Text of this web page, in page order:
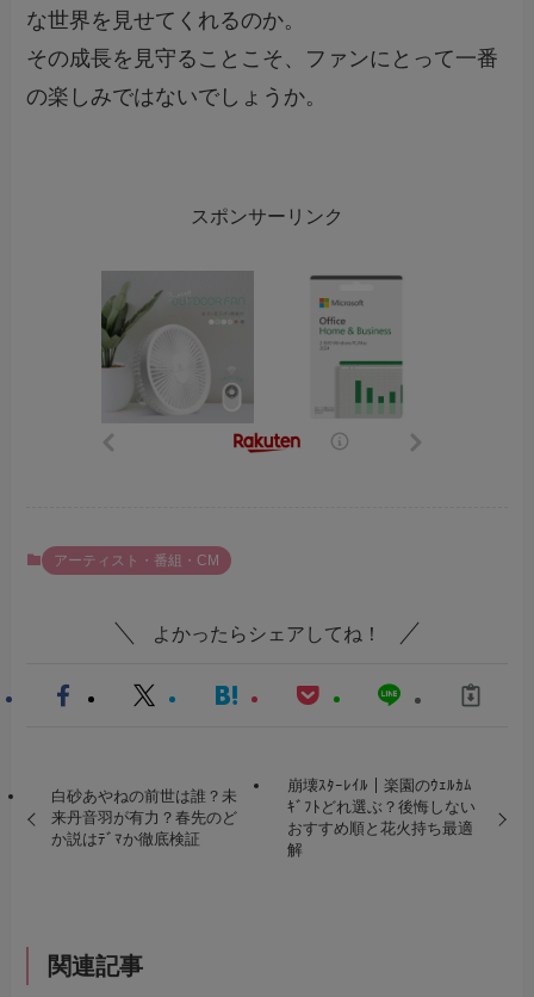
な世界を見せてくれるのか。
その成長を見守ることこそ、ファンにとって一番
の楽しみではないでしょうか。
スポンサーリンク
アーティスト・番組・CM
よかったらシェアしてね！
白砂あやねの前世は誰？未
来丹音羽が有力？春先のど
か説はﾃﾞﾏか徹底検証
崩壊ｽﾀｰﾚｲﾙ｜楽園のｳｪﾙｶﾑ
ｷﾞﾌﾄどれ選ぶ？後悔しない
おすすめ順と花火持ち最適
解
関連記事